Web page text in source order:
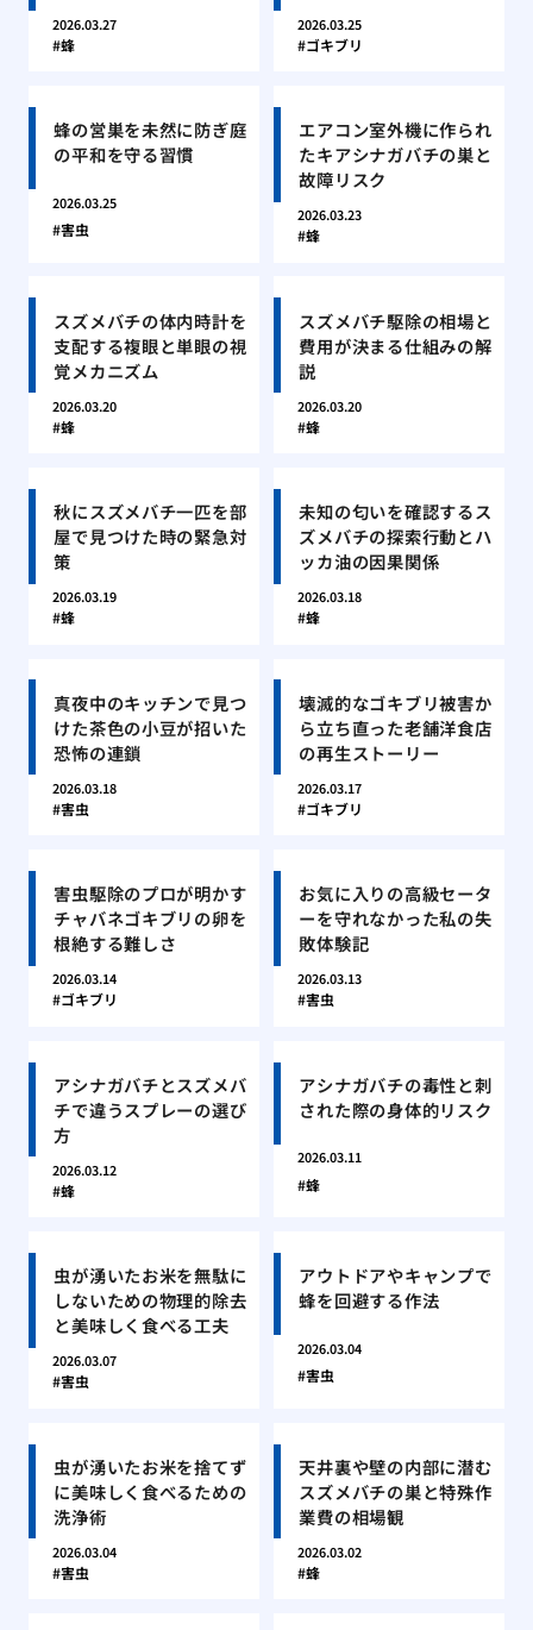
2026.03.27
蜂
2026.03.25
ゴキブリ
蜂の営巣を未然に防ぎ庭
の平和を守る習慣
2026.03.25
害虫
エアコン室外機に作られ
たキアシナガバチの巣と
故障リスク
2026.03.23
蜂
スズメバチの体内時計を
支配する複眼と単眼の視
覚メカニズム
2026.03.20
蜂
スズメバチ駆除の相場と
費用が決まる仕組みの解
説
2026.03.20
蜂
秋にスズメバチ一匹を部
屋で見つけた時の緊急対
策
2026.03.19
蜂
未知の匂いを確認するス
ズメバチの探索行動とハ
ッカ油の因果関係
2026.03.18
蜂
真夜中のキッチンで見つ
けた茶色の小豆が招いた
恐怖の連鎖
2026.03.18
害虫
壊滅的なゴキブリ被害か
ら立ち直った老舗洋食店
の再生ストーリー
2026.03.17
ゴキブリ
害虫駆除のプロが明かす
チャバネゴキブリの卵を
根絶する難しさ
2026.03.14
ゴキブリ
お気に入りの高級セータ
ーを守れなかった私の失
敗体験記
2026.03.13
害虫
アシナガバチとスズメバ
チで違うスプレーの選び
方
2026.03.12
蜂
アシナガバチの毒性と刺
された際の身体的リスク
2026.03.11
蜂
虫が湧いたお米を無駄に
しないための物理的除去
と美味しく食べる工夫
2026.03.07
害虫
アウトドアやキャンプで
蜂を回避する作法
2026.03.04
害虫
虫が湧いたお米を捨てず
に美味しく食べるための
洗浄術
2026.03.04
害虫
天井裏や壁の内部に潜む
スズメバチの巣と特殊作
業費の相場観
2026.03.02
蜂